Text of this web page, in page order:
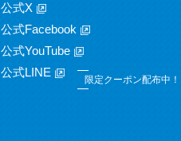
公式X
公式Facebook
公式YouTube
公式LINE
限定クーポン配布中！